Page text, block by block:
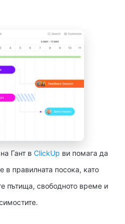
Гант в ClickUp ви помага да
в правилната посока, като
пътища, свободното време и